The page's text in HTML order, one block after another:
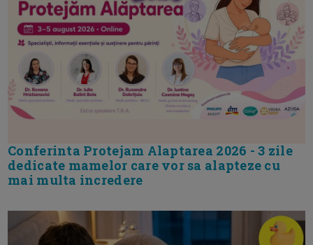
Conferinta Protejam Alaptarea 2026 - 3 zile
dedicate mamelor care vor sa alapteze cu
mai multa incredere